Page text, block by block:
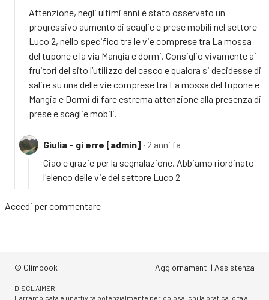
Attenzione, negli ultimi anni è stato osservato un
progressivo aumento di scaglie e prese mobili nel settore
Luco 2, nello specifico tra le vie comprese tra La mossa
del tupone e la via Mangia e dormi. Consiglio vivamente ai
fruitori del sito l’utilizzo del casco e qualora si decidesse di
salire su una delle vie comprese tra La mossa del tupone e
Mangia e Dormi di fare estrema attenzione alla presenza di
prese e scaglie mobili.
Giulia - gi erre [admin] ∙ 2 anni fa
Ciao e grazie per la segnalazione. Abbiamo riordinato
l'elenco delle vie del settore Luco 2
Accedi per commentare
© Climbook Aggiornamenti | Assistenza
DISCLAIMER
L'arrampicata è un'attività potenzialmente pericolosa, chi la pratica lo fa a